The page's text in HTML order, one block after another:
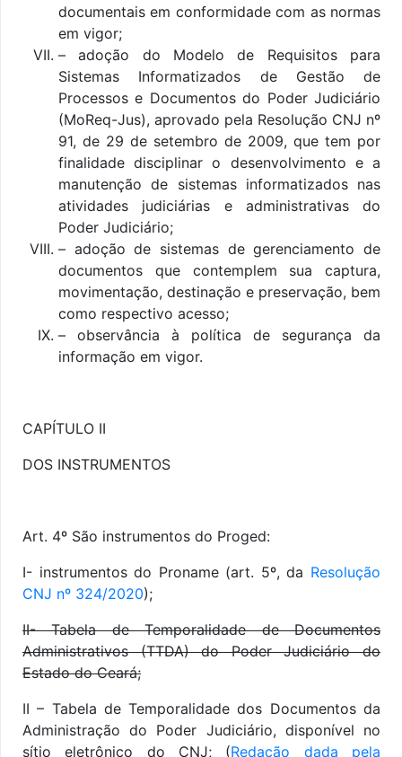
documentais em conformidade com as normas
em vigor;
– adoção do Modelo de Requisitos para
Sistemas Informatizados de Gestão de
Processos e Documentos do Poder Judiciário
(MoReq-Jus), aprovado pela Resolução CNJ nº
91, de 29 de setembro de 2009, que tem por
finalidade disciplinar o desenvolvimento e a
manutenção de sistemas informatizados nas
atividades judiciárias e administrativas do
Poder Judiciário;
– adoção de sistemas de gerenciamento de
documentos que contemplem sua captura,
movimentação, destinação e preservação, bem
como respectivo acesso;
– observância à política de segurança da
informação em vigor.
CAPÍTULO II
DOS INSTRUMENTOS
Art. 4º São instrumentos do Proged:
I- instrumentos do Proname (art. 5º, da Resolução
CNJ nº 324/2020);
II- Tabela de Temporalidade de Documentos
Administrativos (TTDA) do Poder Judiciário do
Estado do Ceará;
II – Tabela de Temporalidade dos Documentos da
Administração do Poder Judiciário, disponível no
sítio eletrônico do CNJ; (Redação dada pela